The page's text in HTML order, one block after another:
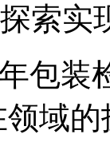
索实
包
域